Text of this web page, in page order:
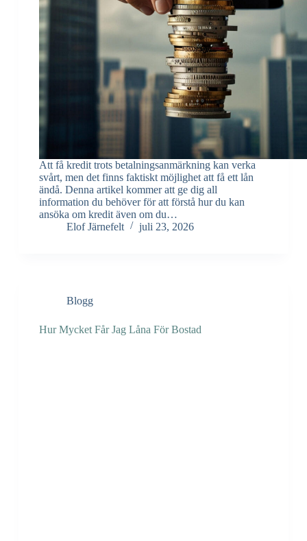
Att få kredit trots betalningsanmärkning kan verka
svårt, men det finns faktiskt möjlighet att få ett lån
ändå. Denna artikel kommer att ge dig all
information du behöver för att förstå hur du kan
ansöka om kredit även om du…
Elof Järnefelt
juli 23, 2026
Blogg
Hur Mycket Får Jag Låna För Bostad